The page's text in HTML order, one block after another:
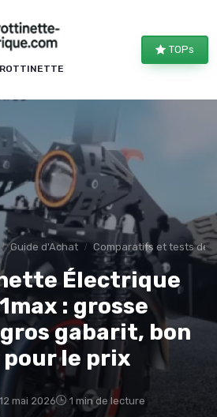
TOPs
Guide d'Achat Comparatifs et tests de
Électrique
: grosse
gabarit, bon
le prix
12 mai 2026 1 min de lecture